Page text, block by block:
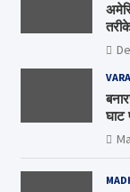
है’
घाट